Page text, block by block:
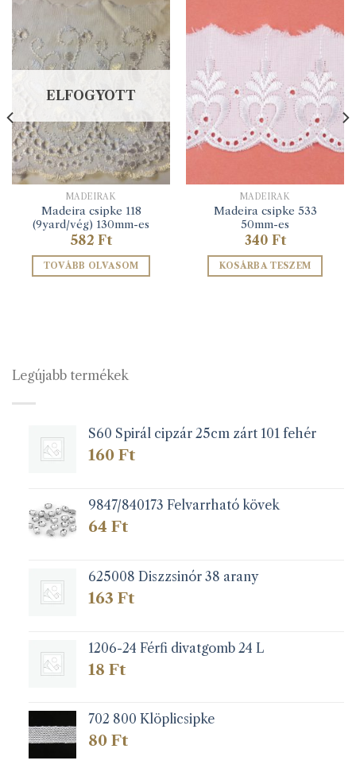
ELFOGYOTT
MADEIRÁK
Madeira csipke 118
(9yard/vég) 130mm-es
582 Ft
TOVÁBB OLVASOM
MADEIRÁK
Madeira csipke 533
50mm-es
340 Ft
KOSÁRBA TESZEM
Legújabb termékek
S60 Spirál cipzár 25cm zárt 101 fehér
160 Ft
9847/840173 Felvarrható kövek
64 Ft
625008 Diszzsinór 38 arany
163 Ft
1206-24 Férfi divatgomb 24 L
18 Ft
702 800 Klöplicsipke
80 Ft